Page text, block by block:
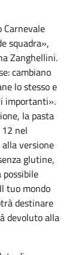
Carnevale
squadra»,
Zanghellini.
cambiano
lo stesso e
importanti».
la pasta
nel
alla versione
glutine,
possibile
tuo mondo
destinare
devoluto alla